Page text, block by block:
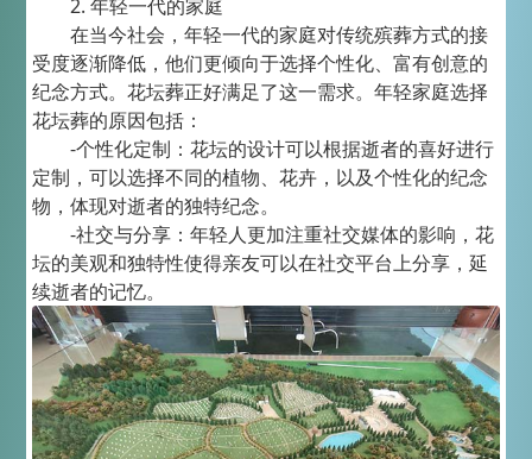
2. 年轻一代的家庭
在当今社会，年轻一代的家庭对传统殡葬方式的接
受度逐渐降低，他们更倾向于选择个性化、富有创意的
纪念方式。花坛葬正好满足了这一需求。年轻家庭选择
花坛葬的原因包括：
-个性化定制：花坛的设计可以根据逝者的喜好进行
定制，可以选择不同的植物、花卉，以及个性化的纪念
物，体现对逝者的独特纪念。
-社交与分享：年轻人更加注重社交媒体的影响，花
坛的美观和独特性使得亲友可以在社交平台上分享，延
续逝者的记忆。